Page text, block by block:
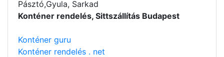
Pásztó,Gyula, Sarkad
Konténer rendelés, Sittszállítás Budapest
Konténer guru
Konténer rendelés . net